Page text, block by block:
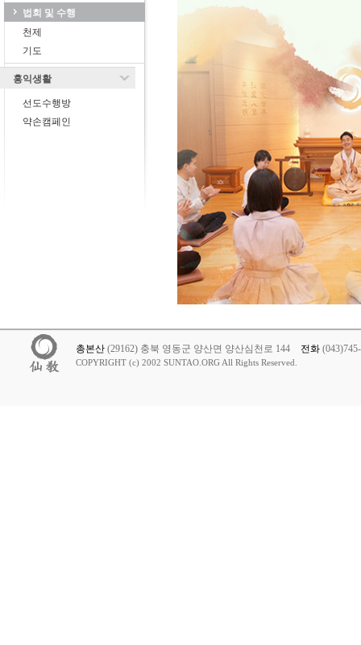
법회 및 수행
천제
기도
홍익생활
선도수행방
약손캠페인
총본산 (29162) 충북 영동군 양산면 양산심천로 144 전화
COPYRIGHT (c) 2002 SUNTAO.ORG All Rights Reserved.